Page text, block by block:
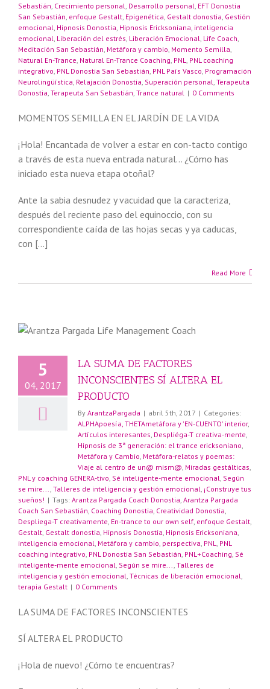
Sebastián, Crecimiento personal, Desarrollo personal, EFT Donostia
San Sebastián, enfoque Gestalt, Epigenética, Gestalt donostia, Gestión
emocional, Hipnosis Donostia, Hipnosis Ericksoniana, inteligencia
emocional, Liberación del estrés, Liberación Emocional, Life Coach,
Meditación San Sebastián, Metáfora y cambio, Momento Semilla,
Natural En-Trance, Natural En-Trance Coaching, PNL, PNL coaching
integrativo, PNL Donostia San Sebastián, PNL País Vasco, Programación
Neurolingüística, Relajación Donostia, Superación personal, Terapeuta
Donostia, Terapeuta San Sebastián, Trance natural | 0 Comments
MOMENTOS SEMILLA EN EL JARDÍN DE LA VIDA
¡Hola! Encantada de volver a estar en con-tacto contigo
a través de esta nueva entrada natural… ¿Cómo has
iniciado esta nueva etapa otoñal?
Ante la sabia desnudez y vacuidad que la caracteriza,
después del reciente paso del equinoccio, con su
correspondiente caída de las hojas secas y ya caducas,
con […]
Read More
5
04, 2017
LA SUMA DE FACTORES
INCONSCIENTES SÍ ALTERA EL
PRODUCTO
By ArantzaPargada | abril 5th, 2017 | Categories:
ALPHApoesía, THETAmetáfora y 'EN-CUENTO' interior,
Artículos interesantes, Despliéga-T creativa-mente,
Hipnosis de 3ª generación: el trance ericksoniano,
Metáfora y Cambio, Metáfora-relatos y poemas:
Viaje al centro de un@ mism@, Miradas gestálticas,
PNL y coaching GENERA-tivo, Sé inteligente-mente emocional, Según
se mire..., Talleres de inteligencia y gestión emocional, ¡Construye tus
sueños! | Tags: Arantza Pargada Coach Donostia, Arantza Pargada
Coach San Sebastián, Coaching Donostia, Creatividad Donostia,
Despliega-T creativamente, En-trance to our own self, enfoque Gestalt,
Gestalt, Gestalt donostia, Hipnosis Donostia, Hipnosis Ericksoniana,
inteligencia emocional, Metáfora y cambio, perspectiva, PNL, PNL
coaching integrativo, PNL Donostia San Sebastián, PNL+Coaching, Sé
inteligente-mente emocional, Según se mire..., Talleres de
inteligencia y gestión emocional, Técnicas de liberación emocional,
terapia Gestalt | 0 Comments
LA SUMA DE FACTORES INCONSCIENTES
SÍ ALTERA EL PRODUCTO
¡Hola de nuevo! ¿Cómo te encuentras?